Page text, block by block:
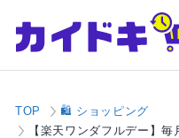
TOP
🛍️ ショッピング
【楽天ワンダフルデー】